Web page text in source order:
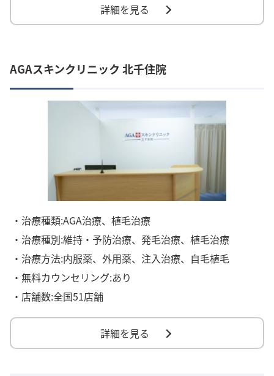
詳細を見る
AGAスキンクリニック 北千住院
・治療種類:AGA治療、植毛治療
・治療種別:維持・予防治療、発毛治療、植毛治療
・治療方法:内服薬、外用薬、注入治療、自毛植毛
・無料カウンセリング:あり
・店舗数:全国51店舗
詳細を見る